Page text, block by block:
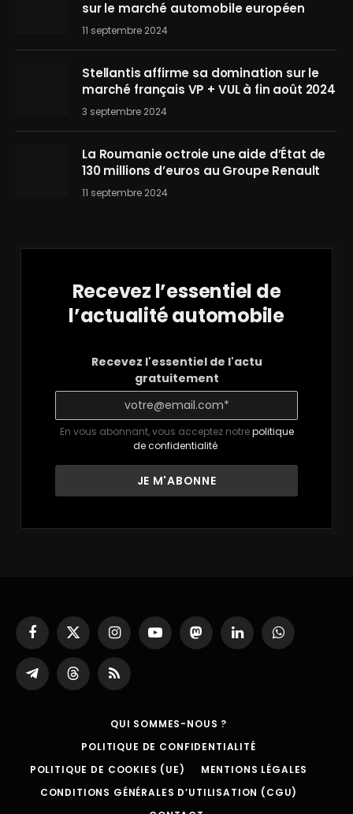
sur le marché automobile européen
11 septembre 2024
Stellantis affirme sa domination sur le
marché français VP + VUL à fin août 2024
3 septembre 2024
La Roumanie octroie une aide d’État de
130 millions d’euros au Groupe Renault
11 septembre 2024
Recevez l’essentiel de
l’actualité automobile
Recevez l'essentiel de l'actu
gratuitement
En vous abonnant, vous acceptez notrepolitique
de confidentialité.
Facebook
X
(Twitter)
InstagramYouTubeMastodonLinkedInWhatsApp
Partager
sur
ThreadsRSS
QUI SOMMES-NOUS ?
POLITIQUE DE CONFIDENTIALITÉ
POLITIQUE DE COOKIES (UE)
MENTIONS LÉGALES
CONDITIONS GÉNÉRALES D’UTILISATION (CGU)